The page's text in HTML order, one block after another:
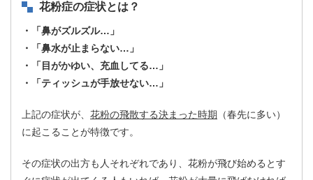
花粉症の症状とは？
・「鼻がズルズル…」
・「鼻水が止まらない…」
・「目がかゆい、充血してる…」
・「ティッシュが手放せない…」
上記の症状が、 花粉の飛散する決まった時期 （春先に多い）
に起こることが特徴です。
その症状の出方も人それぞれであり、花粉が飛び始めるとす